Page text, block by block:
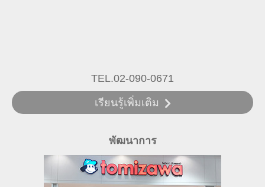
TEL.02-090-0671
เรียนรู้เพิ่มเติม
พัฒนาการ